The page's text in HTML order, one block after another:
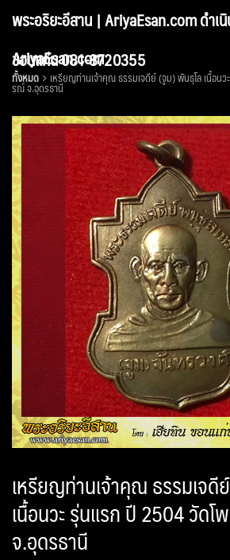
พระอริยะอีสาน | AriyaEsan.com ดำเ
ขอนแก่น 081-8720355
AriyaEsan.com
ทั้งหมด เหรียญท่านเจ้าคุณ ธรรมเจดีย์ (จูม) พันธุโล เนื้อน
รณ์ จ.อุดรธานี
เหรียญท่านเจ้าคุณ ธรรมเจ
เนื้อนวะ รุ่นแรก ปี 2504 วัด
จ.อุดรธานี